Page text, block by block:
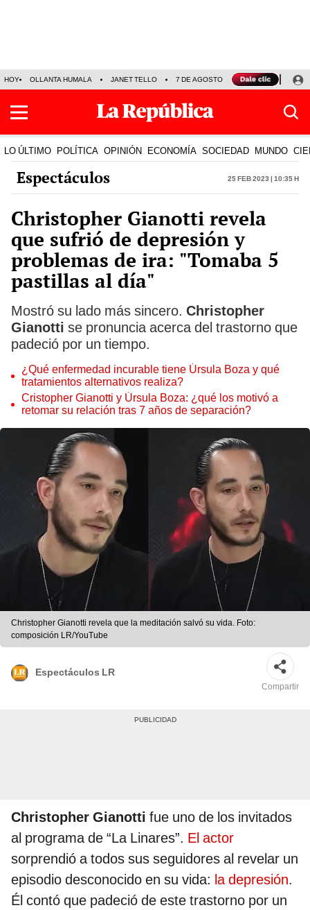
HOY OLLANTA HUMALA JANET TELLO 7 DE AGOSTO TINKA RESULTADOS
LO ÚLTIMO POLÍTICA OPINIÓN ECONOMÍA SOCIEDAD MUNDO
Espectáculos 25 Feb 2023 | 10:35 h
Christopher Gianotti revela
que sufrió de depresión y
problemas de ira: "Tomaba 5
pastillas al día"
Mostró su lado más sincero. Christopher
Gianotti se pronuncia acerca del trastorno que
padeció por un tiempo.
¿Qué enfermedad incurable tiene Úrsula Boza y qué
tratamientos alternativos realiza?
Cristopher Gianotti y Úrsula Boza: ¿qué los motivó a
retomar su relación tras 7 años de separación?
Christopher Gianotti revela que la meditación salvó su vida. Foto:
composición LR/YouTube
Espectáculos LR
Compartir
Christopher Gianotti fue uno de los invitados
al programa de “La Linares”. El actor
sorprendió a todos sus seguidores al revelar un
episodio desconocido en su vida: la depresión.
Él contó que padeció de este trastorno por un